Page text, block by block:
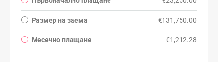
Размер на заема €131,750.00
Месечно плащане €1,212.28